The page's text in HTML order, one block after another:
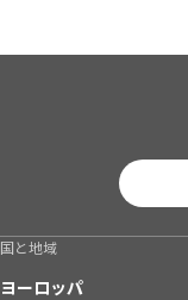
国と地域
ヨーロッパ